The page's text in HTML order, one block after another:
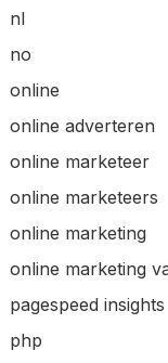
nl
no
online
online adverteren
online marketeer
online marketeers
online marketing
online marketing
pagespeed insights
php